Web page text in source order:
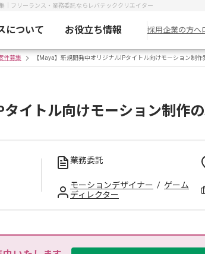
｜フリーランス・業務委託ならレバテッククリエイター
について お役立ち情報 採用企業の方へ
件募集 【Maya】新規開発中オリジナルIPタイトル向けモーション制作
タイトル向けモーション制作
業務委託
モーションデザイナー / ゲーム
ディレクター